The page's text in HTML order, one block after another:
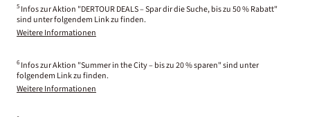
5 Infos zur Aktion "DERTOUR DEALS – Spar dir die Suche, bis zu 50 % Rabatt"
sind unter folgendem Link zu finden.
Weitere Informationen
6 Infos zur Aktion "Summer in the City – bis zu 20 % sparen" sind unter
folgendem Link zu finden.
Weitere Informationen